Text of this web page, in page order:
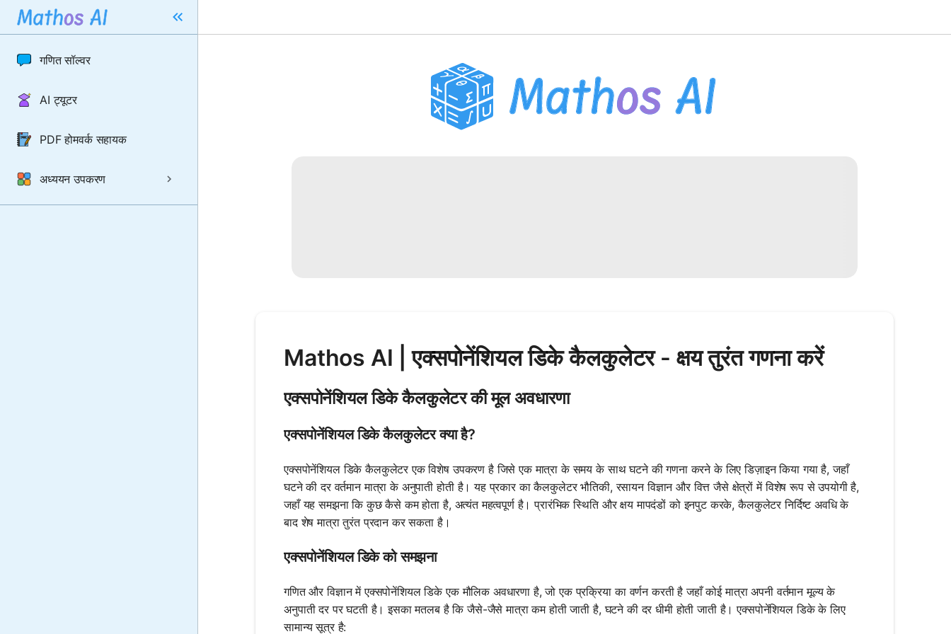
गणित सॉल्वर
AI ट्यूटर
PDF होमवर्क सहायक
अध्ययन उपकरण
Mathos AI | एक्सपोनेंशियल डिके कैलकुलेटर - क्षय तुरंत गणना करें
एक्सपोनेंशियल डिके कैलकुलेटर की मूल अवधारणा
एक्सपोनेंशियल डिके कैलकुलेटर क्या है?
एक्सपोनेंशियल डिके कैलकुलेटर एक विशेष उपकरण है जिसे एक मात्रा के समय के साथ घटने की गणना करने के लिए डिज़ाइन किया गया है, जहाँ
घटने की दर वर्तमान मात्रा के अनुपाती होती है। यह प्रकार का कैलकुलेटर भौतिकी, रसायन विज्ञान और वित्त जैसे क्षेत्रों में विशेष रूप से उपयोगी है,
जहाँ यह समझना कि कुछ कैसे कम होता है, अत्यंत महत्वपूर्ण है। प्रारंभिक स्थिति और क्षय मापदंडों को इनपुट करके, कैलकुलेटर निर्दिष्ट अवधि के
बाद शेष मात्रा तुरंत प्रदान कर सकता है।
एक्सपोनेंशियल डिके को समझना
गणित और विज्ञान में एक्सपोनेंशियल डिके एक मौलिक अवधारणा है, जो एक प्रक्रिया का वर्णन करती है जहाँ कोई मात्रा अपनी वर्तमान मूल्य के
अनुपाती दर पर घटती है। इसका मतलब है कि जैसे-जैसे मात्रा कम होती जाती है, घटने की दर धीमी होती जाती है। एक्सपोनेंशियल डिके के लिए
सामान्य सूत्र है: